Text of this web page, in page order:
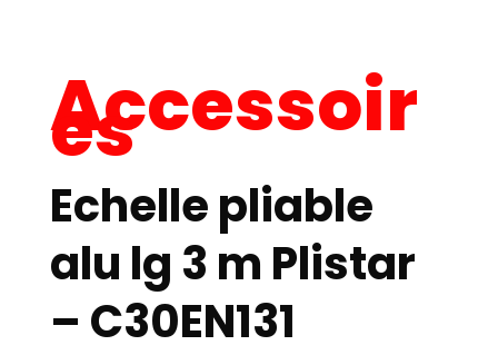
Accessoir
es
Echelle pliable
alu lg 3 m Plistar
– C30EN131